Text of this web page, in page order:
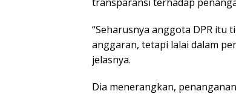
“Seharusnya anggota DPR itu
anggaran, tetapi lalai dalam
jelasnya.
Dia menerangkan,